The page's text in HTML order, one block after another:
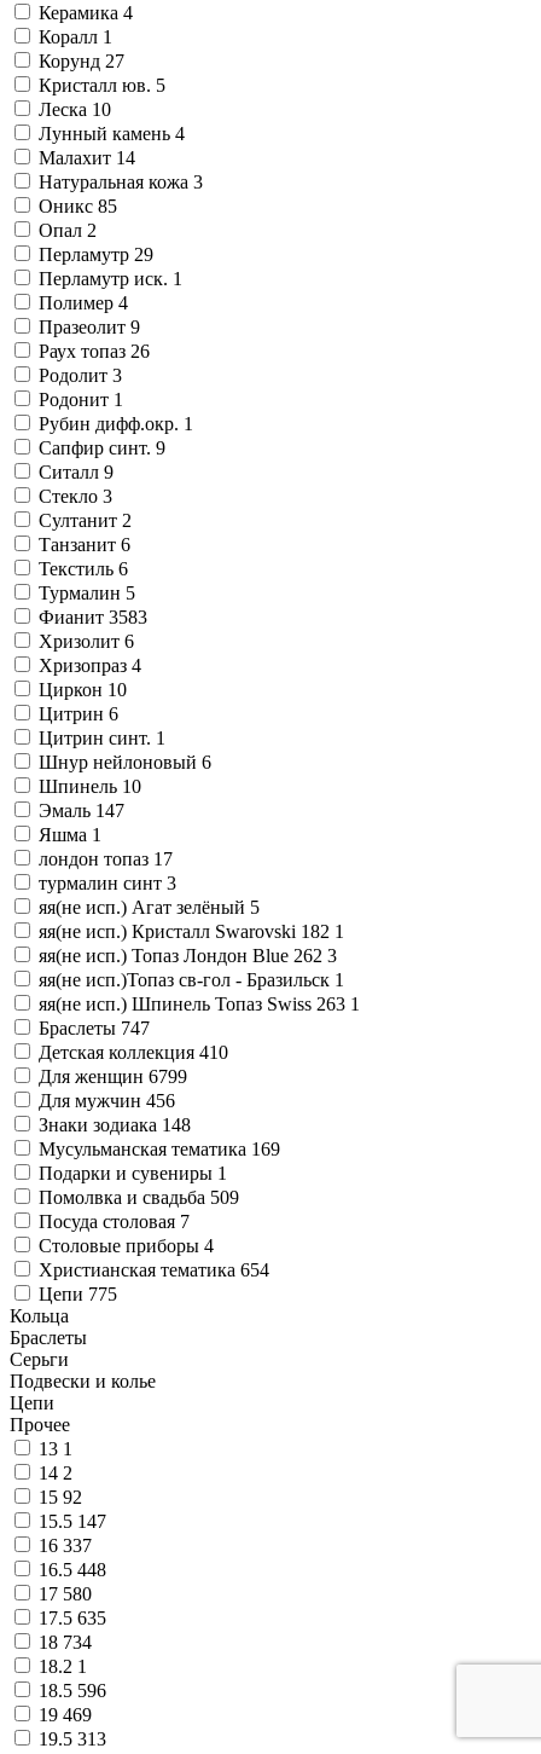
Керамика 4
Коралл 1
Корунд 27
Кристалл юв. 5
Леска 10
Лунный камень 4
Малахит 14
Натуральная кожа 3
Оникс 85
Опал 2
Перламутр 29
Перламутр иск. 1
Полимер 4
Празеолит 9
Раух топаз 26
Родолит 3
Родонит 1
Рубин дифф.окр. 1
Сапфир синт. 9
Ситалл 9
Стекло 3
Султанит 2
Танзанит 6
Текстиль 6
Турмалин 5
Фианит 3583
Хризолит 6
Хризопраз 4
Циркон 10
Цитрин 6
Цитрин синт. 1
Шнур нейлоновый 6
Шпинель 10
Эмаль 147
Яшма 1
лондон топаз 17
турмалин синт 3
яя(не исп.) Агат зелёный 5
яя(не исп.) Кристалл Swarovski 182 1
яя(не исп.) Топаз Лондон Blue 262 3
яя(не исп.)Топаз св-гол - Бразильск 1
яя(не исп.) Шпинель Топаз Swiss 263 1
Браслеты 747
Детская коллекция 410
Для женщин 6799
Для мужчин 456
Знаки зодиака 148
Мусульманская тематика 169
Подарки и сувениры 1
Помолвка и свадьба 509
Посуда столовая 7
Столовые приборы 4
Христианская тематика 654
Цепи 775
Кольца
Браслеты
Серьги
Подвески и колье
Цепи
Прочее
13 1
14 2
15 92
15.5 147
16 337
16.5 448
17 580
17.5 635
18 734
18.2 1
18.5 596
19 469
19.5 313